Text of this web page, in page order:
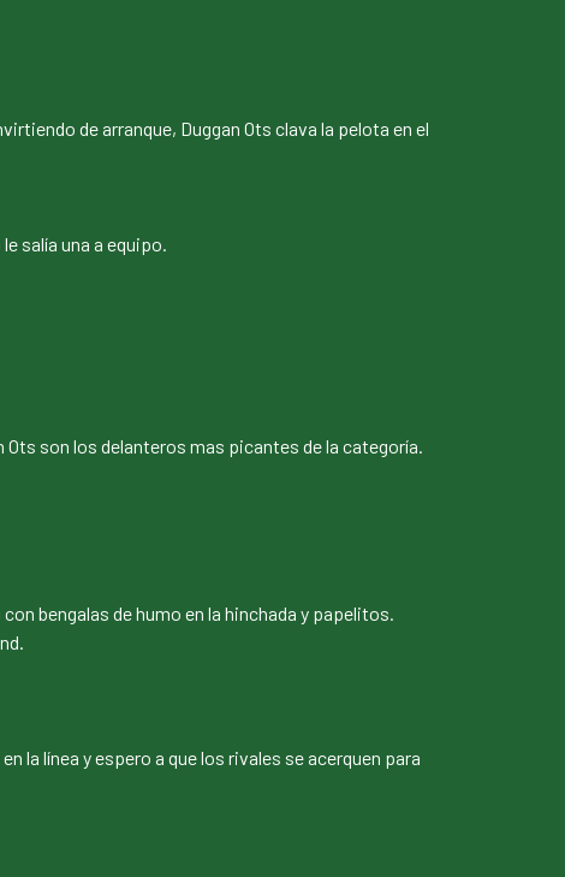
de arranque, Duggan Ots clava la pelota en el
salía una a equipo.
son los delanteros mas picantes de la categoría.
bengalas de humo en la hinchada y papelitos.
la línea y espero a que los rivales se acerquen para